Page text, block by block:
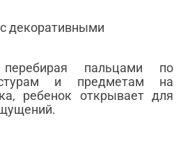
декоративными
пальцами по
и предметам на
ребенок открывает для